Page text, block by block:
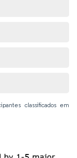
classificados em